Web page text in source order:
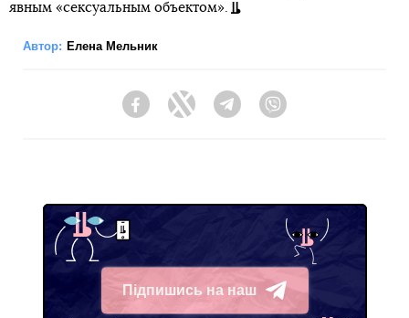
явным «сексуальным объектом».
Автор: Елена Мельник
FacebookTwitter Telegram
Підпишись на наш
Telegram